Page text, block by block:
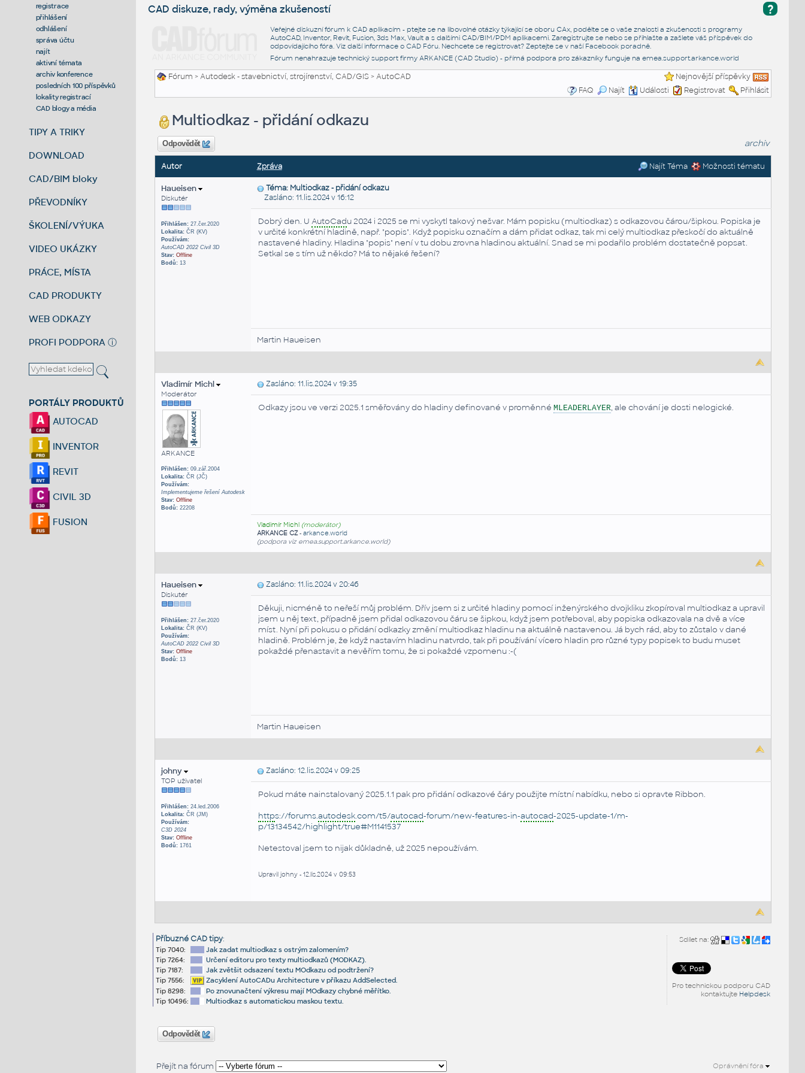
registrace
přihlášení
odhlášení
správa účtu
najít
aktivní témata
archiv konference
posledních 100 příspěvků
lokality registrací
CAD blogy a média
TIPY A TRIKY
DOWNLOAD
CAD/BIM bloky
PŘEVODNÍKY
ŠKOLENÍ/VÝUKA
VIDEO UKÁZKY
PRÁCE, MÍSTA
CAD PRODUKTY
WEB ODKAZY
PROFI PODPORA ⓘ
PORTÁLY PRODUKTŮ
AUTOCAD
INVENTOR
REVIT
CIVIL 3D
FUSION
?
CAD diskuze, rady, výměna zkušeností
Veřejné diskuzní fórum k CAD aplikacím - ptejte se na libovolné otázky týkající se oboru CAx, podělte se o vaše znalosti a zkušenosti s programy
AutoCAD, Inventor, Revit, Fusion, 3ds Max, Vault a s dalšími CAD/BIM/PDM aplikacemi. Zaregistrujte se nebo se přihlašte a zašlete váš příspěvek do
odpovídajícího fóra. Viz další informace o CAD Fóru. Nechcete se registrovat? Zeptejte se v naší Facebook poradně.
Fórum nenahrazuje technický support firmy ARKANCE (CAD Studio) - přímá podpora pro zákazníky funguje na emea.support.arkance.world
Fórum >Autodesk - stavebnictví, strojírenství, CAD/GIS>AutoCAD
Nejnovější příspěvky
FAQ
Najít Události Registrovat Přihlásit
Multiodkaz - přidání odkazu
Odpovědět archiv
Autor Zpráva Najít Téma Možnosti tématu
Haueisen
Diskutér
Přihlášen:27.čer.2020
Lokalita:ČR (KV)
Používám:
AutoCAD 2022 Civil 3D
Stav: Offline
Bodů:13
Téma: Multiodkaz - přidání odkazu
Zasláno: 11.lis.2024 v 16:12
Dobrý den. U AutoCadu 2024 i 2025 se mi vyskytl takový nešvar. Mám popisku (multiodkaz) s odkazovou čárou/šipkou. Popiska je
v určité konkrétní hladině, např. "popis". Když popisku označím a dám přidat odkaz, tak mi celý multiodkaz přeskočí do aktuálně
nastavené hladiny. Hladina "popis" není v tu dobu zrovna hladinou aktuální. Snad se mi podařilo problém dostatečně popsat.
Setkal se s tím už někdo? Má to nějaké řešení?
Martin Haueisen
Vladimír Michl
Moderátor
ARKANCE
Přihlášen:09.zář.2004
Lokalita:ČR (JČ)
Používám:
Implementujeme řešení Autodesk
Stav: Offline
Bodů:22208
Zasláno: 11.lis.2024 v 19:35
Odkazy jsou ve verzi 2025.1 směřovány do hladiny definované v proměnné MLEADERLAYER, ale chování je dosti nelogické.
Vladimír Michl (moderátor)
ARKANCE CZ- arkance.world
(podpora viz emea.support.arkance.world)
Haueisen
Diskutér
Přihlášen:27.čer.2020
Lokalita:ČR (KV)
Používám:
AutoCAD 2022 Civil 3D
Stav: Offline
Bodů:13
Zasláno: 11.lis.2024 v 20:46
Děkuji, nicméně to neřeší můj problém. Dřív jsem si z určité hladiny pomocí inženýrského dvojkliku zkopíroval multiodkaz a upravil
jsem u něj text, případně jsem přidal odkazovou čáru se šipkou, když jsem potřeboval, aby popiska odkazovala na dvě a více
míst. Nyní při pokusu o přidání odkazky změní multiodkaz hladinu na aktuálně nastavenou. Já bych rád, aby to zůstalo v dané
hladině. Problém je, že když nastavím hladinu natvrdo, tak při používání vícero hladin pro různé typy popisek to budu muset
pokaždé přenastavit a nevěřím tomu, že si pokaždé vzpomenu :-(
Martin Haueisen
johny
TOP uživatel
Přihlášen:24.led.2006
Lokalita:ČR (JM)
Používám:
C3D 2024
Stav: Offline
Bodů:1761
Zasláno: 12.lis.2024 v 09:25
Pokud máte nainstalovaný 2025.1.1 pak pro přidání odkazové čáry použijte místní nabídku, nebo si opravte Ribbon.
https://forums.autodesk.com/t5/autocad-forum/new-features-in-autocad-2025-update-1/m-
p/13134542/highlight/true#M1141537
Netestoval jsem to nijak důkladně, už 2025 nepoužívám.
Upravil johny - 12.lis.2024 v 09:53
Sdílet na:
Pro technickou podporu CAD
kontaktujte Helpdesk
Příbuzné CAD tipy:
Tip 7040:
Jak zadat multiodkaz s ostrým zalomením?
Tip 7264:
Určení editoru pro texty multiodkazů (MODKAZ).
Tip 7187:
Jak zvětšit odsazení textu MOdkazu od podtržení?
Tip 7556:
Zacyklení AutoCADu Architecture v příkazu AddSelected.
Tip 8298:
Po znovunačtení výkresu mají MOdkazy chybné měřítko.
Tip 10496:
Multiodkaz s automatickou maskou textu.
Odpovědět
Přejít na fórum Oprávnění fóra